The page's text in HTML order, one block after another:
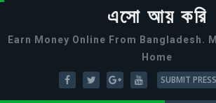
এসো আয় করি
Earn Money Online From Bangladesh.
Home
SUBMIT